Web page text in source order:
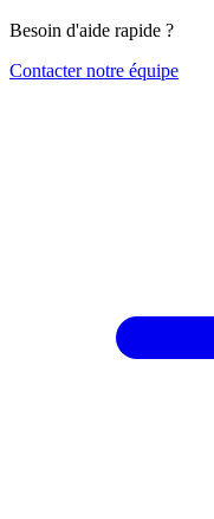
Besoin d'aide rapide ?
Contacter notre équipe